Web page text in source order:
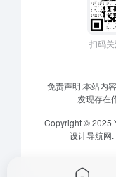
扫码
免责声明:本站内
发现存在
Copyright © 2025
设计导航网.